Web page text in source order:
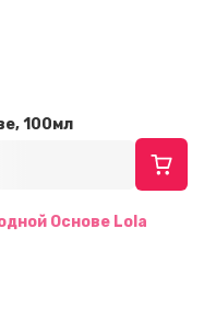
100мл